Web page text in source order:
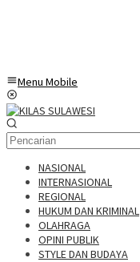
Menu Mobile
NASIONAL
INTERNASIONAL
REGIONAL
HUKUM DAN KRIMINAL
OLAHRAGA
OPINI PUBLIK
STYLE DAN BUDAYA